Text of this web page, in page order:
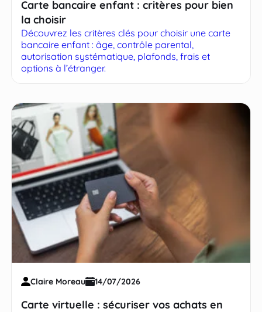
Carte bancaire enfant : critères pour bien
la choisir
Découvrez les critères clés pour choisir une carte
bancaire enfant : âge, contrôle parental,
autorisation systématique, plafonds, frais et
options à l’étranger.
Claire Moreau 14/07/2026
Carte virtuelle : sécuriser vos achats en